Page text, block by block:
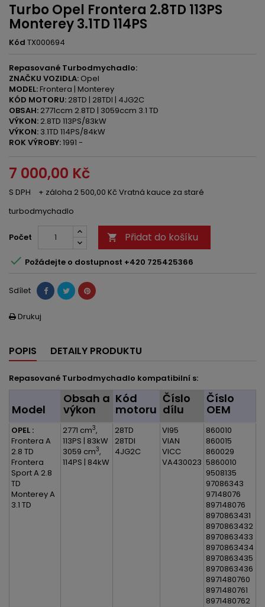
Turbo Opel Frontera 2.8TD 113PS
Monterey 3.1TD 114PS
Kód TX000694
Repasované Turbodmychadlo:
ZNAČKU VOZIDLA: Opel
MODEL:Frontera | Monterey
KÓD MOTORU: 28TD | 28TDI | 4JG2C
OBSAH: 2771ccm 2.8TD | 3059ccm 3.1 TD
VÝKON: 2.8TD 113PS/83kW
VÝKON: 3.1TD 114PS/84kW
ROK VÝROBY:1991 -
7 000,00 Kč
S DPH
+ záloha 2 500,00 Kč Vratná kauce za staré
turbodmychadlo
Počet  Přidat do košíku
 Požádejte o dostupnost +420 725425366
Sdílet
 Drukuj
POPIS DETAILY PRODUKTU
Repasované Turbodmychadlo kompatibilní s:
Model
Obsah a
výkon
Kód
motoru
Číslo
dílu
Číslo
OEM
OPEL :
Frontera A
2.8 TD
Frontera
Sport A 2.8
TD
Monterey A
3.1 TD
2771 cm3,
113PS | 83kW
3059 cm3,
114PS | 84kW
28TD
28TDI
4JG2C
VI95
VIAN
VICC
VA430023
860010
860015
860029
5860010
9508135
97086343
97148076
897148076
8970863431
8970863432
8970863433
8970863434
8970863435
8970863436
8971480760
8971480761
8971480762